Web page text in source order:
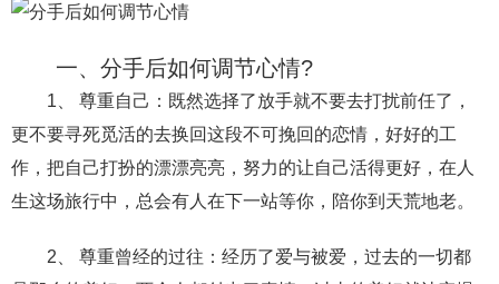
十二生肖 分手复合
异地恋 明星 气质 美妆
化妆 挽留前任 避孕 挽回男友 孕妇食谱
挽回老公 产检 家庭暴力 孕中期
经营婚姻 婚姻修复 孕早期 感情挽回
备孕 产后恢复 减肥 月子 婴儿辅食
一、分手后如何调节心情?
1、 尊重自己：既然选择了放手就不要去打扰前任了，
更不要寻死觅活的去换回这段不可挽回的恋情，好好的工
作，把自己打扮的漂漂亮亮，努力的让自己活得更好，在人
生这场旅行中，总会有人在下一站等你，陪你到天荒地老。
2、 尊重曾经的过往：经历了爱与被爱，过去的一切都